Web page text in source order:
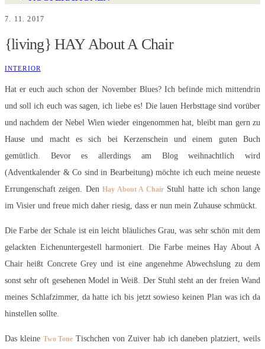
7. 11. 2017
{living} HAY About A Chair
INTERIOR
Hat er euch auch schon der November Blues? Ich befinde mich mittendrin
und soll ich euch was sagen, ich liebe es! Die lauen Herbsttage sind vorüber
und nachdem der Nebel Wien wieder eingenommen hat, bleibt man gern zu
Hause und macht es sich bei Kerzenschein und einem guten Buch
gemütlich. Bevor es allerdings am Blog weihnachtlich wird
(Adventkalender & Co sind in Bearbeitung) möchte ich euch meine neueste
Errungenschaft zeigen. DenHay About A ChairStuhl hatte ich schon lange
im Visier und freue mich daher riesig, dass er nun mein Zuhause schmückt.
Die Farbe der Schale ist ein leicht bläuliches Grau, was sehr schön mit dem
gelackten Eichenuntergestell harmoniert. Die Farbe meines Hay About A
Chair heißt Concrete Grey und ist eine angenehme Abwechslung zu dem
sonst sehr oft gesehenen Model in Weiß. Der Stuhl steht an der freien Wand
meines Schlafzimmer, da hatte ich bis jetzt sowieso keinen Plan was ich da
hinstellen sollte.
Das kleine Two Tone Tischchen von Zuiver hab ich daneben platziert, weils